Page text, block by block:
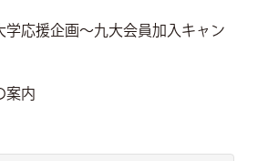
学応援企画～九大会員加入キャン
案内